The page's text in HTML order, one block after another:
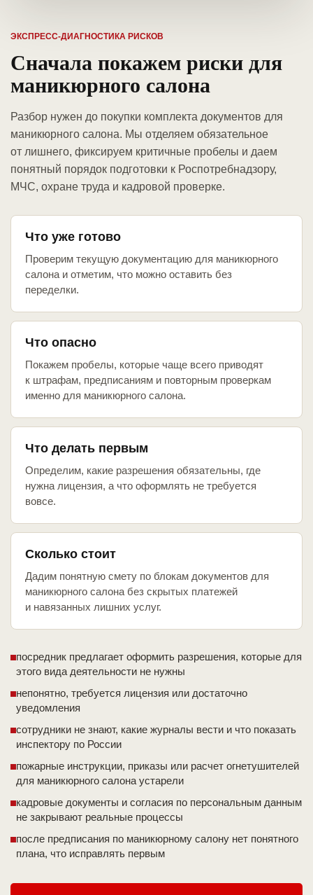
ЭКСПРЕСС-ДИАГНОСТИКА РИСКОВ
Сначала покажем риски для
маникюрного салона
Разбор нужен до покупки комплекта документов для
маникюрного салона. Мы отделяем обязательное
от лишнего, фиксируем критичные пробелы и даем
понятный порядок подготовки к Роспотребнадзору,
МЧС, охране труда и кадровой проверке.
Что уже готово
Проверим текущую документацию для маникюрного
салона и отметим, что можно оставить без
переделки.
Что опасно
Покажем пробелы, которые чаще всего приводят
к штрафам, предписаниям и повторным проверкам
именно для маникюрного салона.
Что делать первым
Определим, какие разрешения обязательны, где
нужна лицензия, а что оформлять не требуется
вовсе.
Сколько стоит
Дадим понятную смету по блокам документов для
маникюрного салона без скрытых платежей
и навязанных лишних услуг.
посредник предлагает оформить разрешения, которые для
этого вида деятельности не нужны
непонятно, требуется лицензия или достаточно
уведомления
сотрудники не знают, какие журналы вести и что показать
инспектору по России
пожарные инструкции, приказы или расчет огнетушителей
для маникюрного салона устарели
кадровые документы и согласия по персональным данным
не закрывают реальные процессы
после предписания по маникюрному салону нет понятного
плана, что исправлять первым